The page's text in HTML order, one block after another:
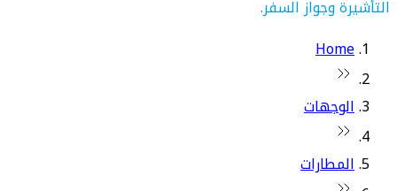
التأشيرة وجواز السفر.
Home
الوجهات
المطارات